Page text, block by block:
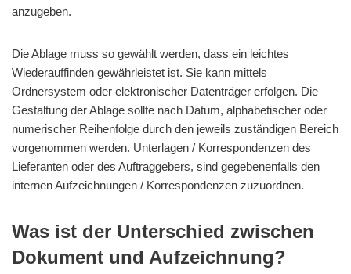
anzugeben.
Die Ablage muss so gewählt werden, dass ein leichtes
Wiederauffinden gewährleistet ist. Sie kann mittels
Ordnersystem oder elektronischer Datenträger erfolgen. Die
Gestaltung der Ablage sollte nach Datum, alphabetischer oder
numerischer Reihenfolge durch den jeweils zuständigen Bereich
vorgenommen werden. Unterlagen / Korrespondenzen des
Lieferanten oder des Auftraggebers, sind gegebenenfalls den
internen Aufzeichnungen / Korrespondenzen zuzuordnen.
Was ist der Unterschied zwischen
Dokument und Aufzeichnung?